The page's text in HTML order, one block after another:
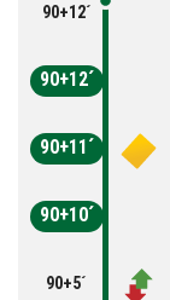
90+12´
90+12´
90+11´
90+10´
90+5´